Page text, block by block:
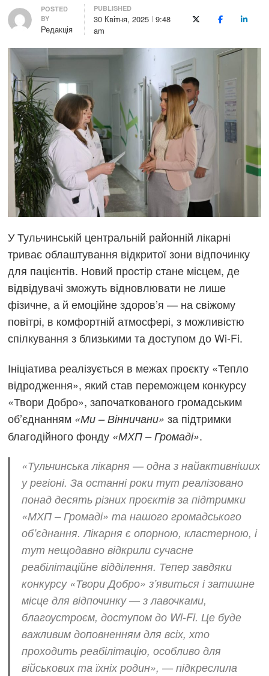
Author
POSTED
BY
Редакція
PUBLISHED
30 Квітня, 2025
9:48
am
X (Twitter)Facebook
У Тульчинській центральній районній лікарні
триває облаштування відкритої зони відпочинку
для пацієнтів. Новий простір стане місцем, де
відвідувачі зможуть відновлювати не лише
фізичне, а й емоційне здоров’я — на свіжому
повітрі, в комфортній атмосфері, з можливістю
спілкування з близькими та доступом до Wi-Fi.
Ініціатива реалізується в межах проєкту «Тепло
відродження», який став переможцем конкурсу
«Твори Добро», започаткованого громадським
об’єднанням «Ми – Вінничани» за підтримки
благодійного фонду «МХП – Громаді».
«Тульчинська лікарня — одна з найактивніших
у регіоні. За останні роки тут реалізовано
понад десять різних проєктів за підтримки
«МХП – Громаді» та нашого громадського
об’єднання. Лікарня є опорною, кластерною, і
тут нещодавно відкрили сучасне
реабілітаційне відділення. Тепер завдяки
конкурсу «Твори Добро» з’явиться і затишне
місце для відпочинку — з лавочками,
благоустроєм, доступом до Wi-Fi. Це буде
важливим доповненням для всіх, хто
проходить реабілітацію, особливо для
військових та їхніх родин», — підкреслила